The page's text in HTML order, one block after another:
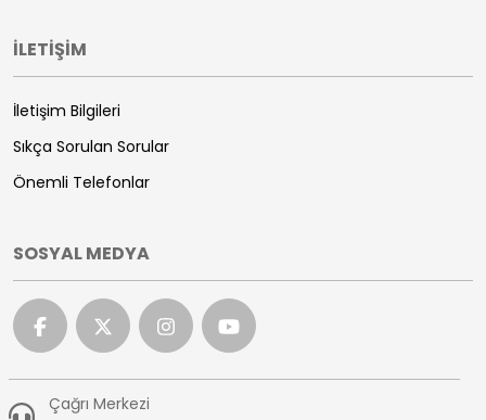
İLETİŞİM
İletişim Bilgileri
Sıkça Sorulan Sorular
Önemli Telefonlar
SOSYAL MEDYA
Çağrı Merkezi